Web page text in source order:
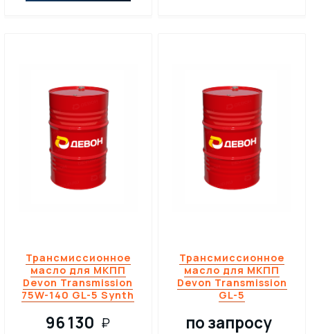
Трансмиссионное
масло для МКПП
Devon Transmission
75W-140 GL-5 Synth
96 130 ₽
Трансмиссионное
масло для МКПП
Devon Transmission
GL-5
по запросу